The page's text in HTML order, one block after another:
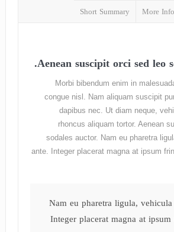
More Info
Short Summary
Aenean suscipit orci sed leo
Morbi bibendum enim in
congue nisl. Nam aliquam suscipit
dapibus nec. Ut diam neque,
rhoncus aliquam tortor. Aenean
sodales auctor. Nam eu pharetra
ante. Integer placerat magna at ipsum
Nam eu pharetra ligula,
Integer placerat magna at